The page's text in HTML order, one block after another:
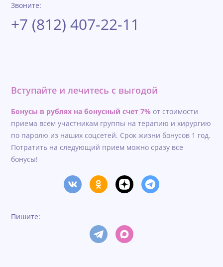
Звоните:
+7 (812) 407-22-11
Вступайте и лечитесь с выгодой
Бонусы в рублях на бонусный счет 7% от стоимости
приема всем участникам группы на терапию и хирургию
по паролю из наших соцсетей. Срок жизни бонусов 1 год.
Потратить на следующий прием можно сразу все
бонусы!
Пишите: